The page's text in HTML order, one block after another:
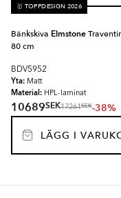
🥇 TOPPDESIGN 2026
Bänkskiva Elmstone
80 cm
BDV5952
Yta: Matt
Material: HPL-laminat
10689SEK17261SEK-38%
LÄGG I